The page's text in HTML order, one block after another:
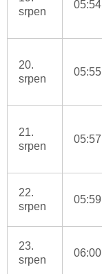
srpen
05:54
20.
srpen
05:55
21.
srpen
05:57
22.
srpen
05:59
23.
srpen
06:00